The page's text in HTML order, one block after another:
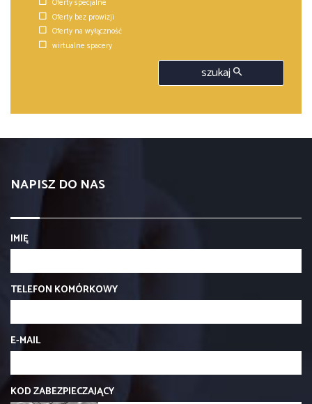
Oferty specjalne
Oferty bez prowizji
Oferty na wyłączność
wirtualne spacery
szukaj
NAPISZ DO NAS
IMIĘ
TELEFON KOMÓRKOWY
E-MAIL
KOD ZABEZPIECZAJĄCY